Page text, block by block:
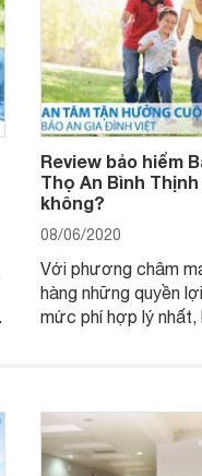
Review bảo hiểm
Thọ An Bình
không?
08/06/2020
Với phương châm
hàng những quyền
mức phí hợp lý
sự quan tâm và lựa